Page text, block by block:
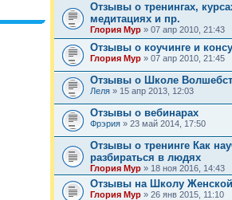
Отзывы о тренингах,
медитациях и пр.
Глория Мур » 07 апр 2010, 21:43
Отзывы о коучинге и
Глория Мур » 07 апр 2010, 21:45
Отзывы о Школе
Леля » 15 апр 2013, 12:03
Отзывы о вебинарах
Фрэрия » 23 май 2014, 17:50
Отзывы о тренинге Как
разбираться в людях
Глория Мур » 18 ноя 2016, 14:43
Отзывы на Школу
Глория Мур » 26 янв 2015, 11:10